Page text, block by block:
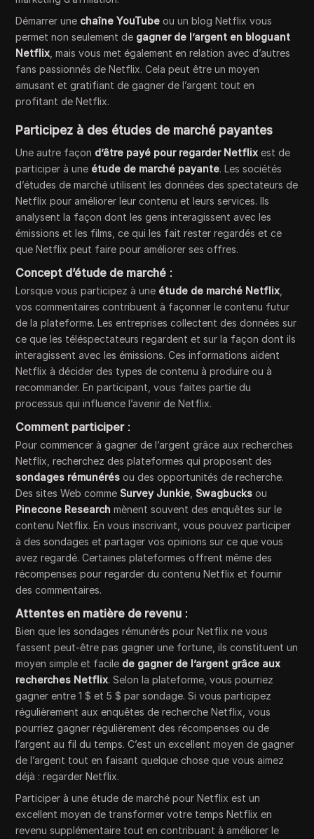
Démarrer une chaîne YouTube ou un blog Netflix vous
permet non seulement de gagner de l’argent en bloguant
Netflix , mais vous met également en relation avec d’autres
fans passionnés de Netflix. Cela peut être un moyen
amusant et gratifiant de gagner de l’argent tout en
profitant de Netflix.
Participez à des études de marché payantes
Une autre façon d’être payé pour regarder Netflix est de
participer à une étude de marché payante. Les sociétés
d’études de marché utilisent les données des spectateurs de
Netflix pour améliorer leur contenu et leurs services. Ils
analysent la façon dont les gens interagissent avec les
émissions et les films, ce qui les fait rester regardés et ce
que Netflix peut faire pour améliorer ses offres.
Concept d’étude de marché :
Lorsque vous participez à une étude de marché Netflix
vos commentaires contribuent à façonner le contenu futur
de la plateforme. Les entreprises collectent des données sur
ce que les téléspectateurs regardent et sur la façon dont ils
interagissent avec les émissions. Ces informations aident
Netflix à décider des types de contenu à produire ou à
recommander. En participant, vous faites partie du
processus qui influence l’avenir de Netflix.
Comment participer:
Pour commencer à gagner de l’argent grâce aux recherches
Netflix, recherchez des plateformes qui proposent des
sondages rémunérés ou des opportunités de recherche.
Des sites Web comme Survey Junkie Swagbucks ou
Pinecone Research mènent souvent des enquêtes sur le
contenu Netflix. En vous inscrivant, vous pouvez participer
à des sondages et partager vos opinions sur ce que vous
avez regardé. Certaines plateformes offrent même des
récompenses pour regarder du contenu Netflix et fournir
des commentaires.
Attentes en matière de revenu :
Bien que les sondages rémunérés pour Netflix ne vous
fassent peut-être pas gagner une fortune, ils constituent un
moyen simple et facile de gagner de l’argent grâce aux
recherches Netflix. Selon la plateforme, vous pourriez
gagner entre 1 $ et 5 $ par sondage. Si vous participez
régulièrement aux enquêtes de recherche Netflix, vous
pourriez gagner régulièrement des récompenses ou de
l’argent au fil du temps. C’est un excellent moyen de gagner
de l’argent tout en faisant quelque chose que vous aimez
déjà : regarder Netflix.
Participer à une étude de marché pour Netflix est un
excellent moyen de transformer votre temps Netflix en
revenu supplémentaire tout en contribuant à améliorer le